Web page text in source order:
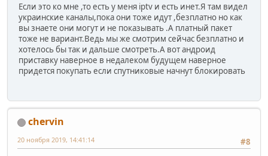
Если это ко мне ,то есть у меня iptv и есть инет.Я там видел
украинские каналы,пока они тоже идут ,безплатно но как
вы знаете они могут и не показывать .А платный пакет
тоже не вариант.Ведь мы же смотрим сейчас безплатно и
хотелось бы так и дальше смотреть.А вот андроид
приставку наверное в недалеком будущем наверное
придется покупать если спутниковые начнут блокировать
chervin
#8
20 ноября 2019, 14:41:14